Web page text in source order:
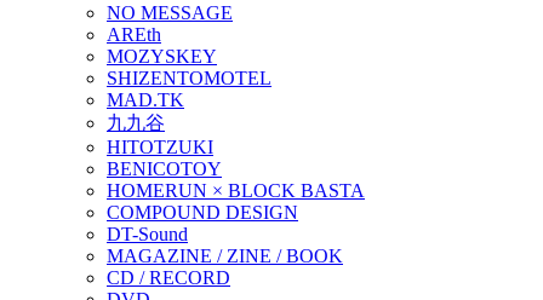
NO MESSAGE
AREth
MOZYSKEY
SHIZENTOMOTEL
MAD.TK
九九谷
HITOTZUKI
BENICOTOY
HOMERUN × BLOCK BASTA
COMPOUND DESIGN
DT-Sound
MAGAZINE / ZINE / BOOK
CD / RECORD